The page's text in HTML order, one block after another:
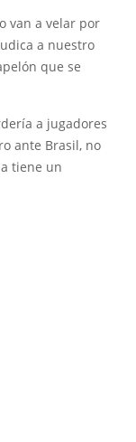
van a velar por
a nuestro
que se
a jugadores
ante Brasil, no
tiene un